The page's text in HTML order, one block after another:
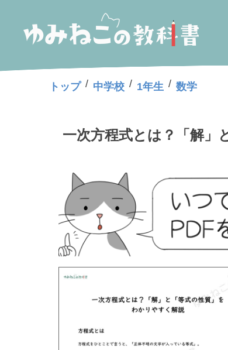
トップ / 中学校 / 1年生 / 数学
一次方程式とは？「解」